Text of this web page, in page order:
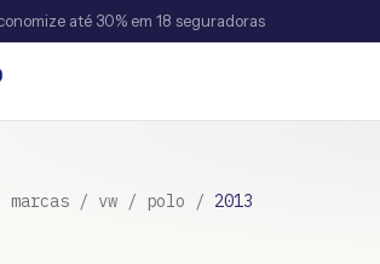
até 30% em 18 seguradoras
marcas / vw / polo / 2013